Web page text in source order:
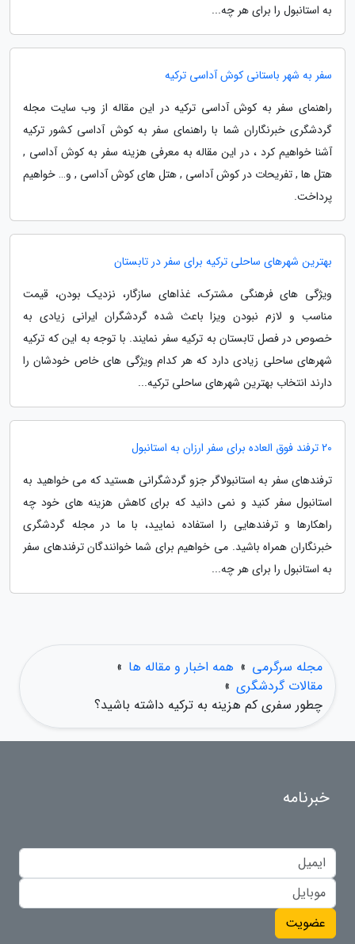
به استانبول را برای هر چه...
سفر به شهر باستانی کوش آداسی ترکیه
راهنمای سفر به کوش آداسی ترکیه در این مقاله از وب سایت مجله
گردشگری خبرنگاران شما با راهنمای سفر به کوش آداسی کشور ترکیه
آشنا خواهیم کرد ، در این مقاله به معرفی هزینه سفر به کوش آداسی ,
هتل ها , تفریحات در کوش آداسی , هتل های کوش آداسی , و… خواهیم
پرداخت.
بهترین شهرهای ساحلی ترکیه برای سفر در تابستان
ویژگی های فرهنگی مشترک، غذاهای سازگار، نزدیک بودن، قیمت
مناسب و لازم نبودن ویزا باعث شده گردشگران ایرانی زیادی به
خصوص در فصل تابستان به ترکیه سفر نمایند. با توجه به این که ترکیه
شهرهای ساحلی زیادی دارد که هر کدام ویژگی های خاص خودشان را
دارند انتخاب بهترین شهرهای ساحلی ترکیه...
20 ترفند فوق العاده برای سفر ارزان به استانبول
ترفندهای سفر به استانبولاگر جزو گردشگرانی هستید که می خواهید به
استانبول سفر کنید و نمی دانید که برای کاهش هزینه های خود چه
راهکارها و ترفندهایی را استفاده نمایید، با ما در مجله گردشگری
خبرنگاران همراه باشید. می خواهیم برای شما خوانندگان ترفندهای سفر
به استانبول را برای هر چه...
مجله سرگرمی » همه اخبار و مقاله ها »
مقالات گردشگری »
چطور سفری کم هزینه به ترکیه داشته باشید؟
خبرنامه
عضویت